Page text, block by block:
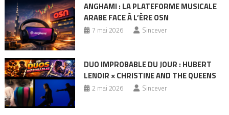
ANGHAMI : LA PLATEFORME MUSICALE
ARABE FACE À L’ÈRE OSN
7 mai 2026 Sincever
DUO IMPROBABLE DU JOUR : HUBERT
LENOIR × CHRISTINE AND THE QUEENS
2 mai 2026 Sincever